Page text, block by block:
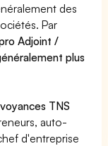
des
Par
Adjoint /
plus
TNS
auto-
d'entreprise